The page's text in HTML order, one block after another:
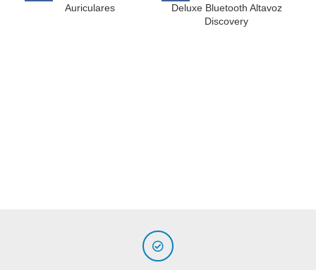
Auriculares
Deluxe Bluetooth Altavoz
Discovery